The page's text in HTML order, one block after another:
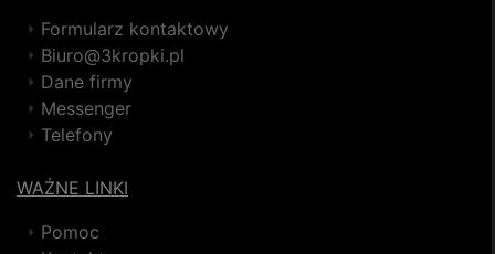
Formularz kontaktowy
Biuro@3kropki.pl
Dane firmy
Messenger
Telefony
WAŻNE LINKI
Pomoc